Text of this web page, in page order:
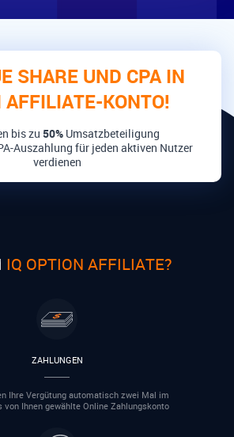
SHARE UND CPA IN
AFFILIATE-KONTO!
bis zu 50% Umsatzbeteiligung
Auszahlung für jeden aktiven Nutzer
verdienen
IQ OPTION AFFILIATE?
ZAHLUNGEN
Ihre Vergütung automatisch zwei Mal im
von Ihnen gewählte Online Zahlungskonto